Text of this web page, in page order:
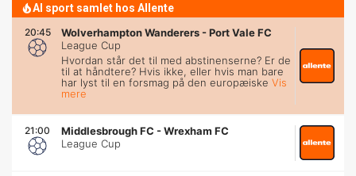
Al sport samlet hos Allente
20:45 Wolverhampton Wanderers -Port Vale FC
League Cup
Hvordan står det til med abstinenserne? Er de
til at håndtere? Hvis ikke, eller hvis man bare
har lyst til en forsmag på den europæiske Vis
mere
21:00 Middlesbrough FC -Wrexham FC
League Cup